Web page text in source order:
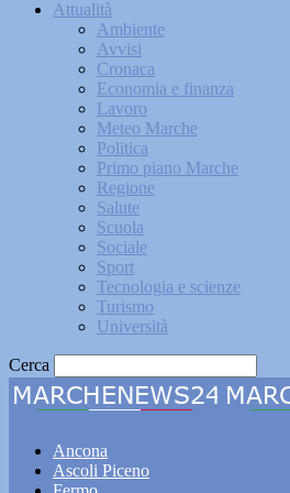
Attualità
Ambiente
Avvisi
Cronaca
Economia e finanza
Lavoro
Meteo Marche
Politica
Primo piano Marche
Regione
Salute
Scuola
Sociale
Sport
Tecnologia e scienze
Turismo
Università
Cerca
Ancona
Ascoli Piceno